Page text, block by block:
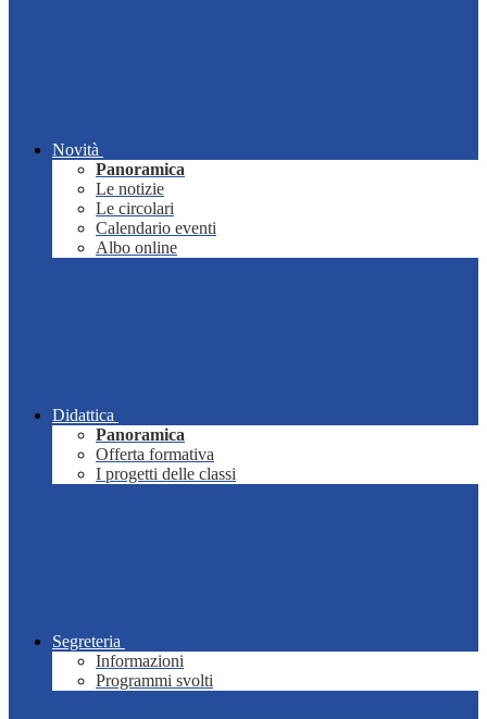
Novità
Panoramica
Le notizie
Le circolari
Calendario eventi
Albo online
Didattica
Panoramica
Offerta formativa
I progetti delle classi
Segreteria
Informazioni
Programmi svolti